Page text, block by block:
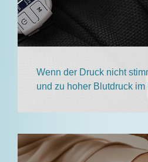
Wenn der Druck nicht
und zu hoher Blutdruck im